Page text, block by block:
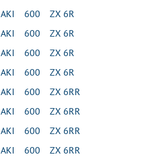
600 ZX 6R
600 ZX 6R
600 ZX 6R
600 ZX 6R
600 ZX 6RR
600 ZX 6RR
600 ZX 6RR
600 ZX 6RR